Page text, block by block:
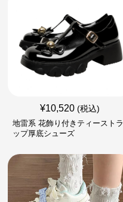
¥10,520 (税込)
地雷系 花飾り付きティーストラ
ップ厚底シューズ